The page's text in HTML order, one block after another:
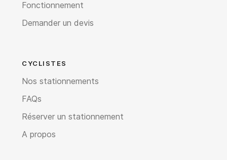
CYCLISTES
Nos stationnements
FAQs
Réserver un stationnement
A propos
Fonctionnement
Demander un devis